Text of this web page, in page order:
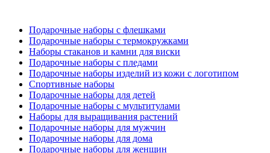
Подарочные наборы с флешками
Подарочные наборы с термокружками
Наборы стаканов и камни для виски
Подарочные наборы с пледами
Подарочные наборы изделий из кожи с логотипом
Спортивные наборы
Подарочные наборы для детей
Подарочные наборы с мультитулами
Наборы для выращивания растений
Подарочные наборы для мужчин
Подарочные наборы для дома
Подарочные наборы для женщин